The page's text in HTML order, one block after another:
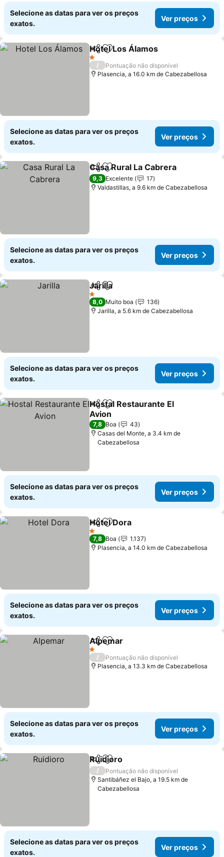
Selecione as datas para ver os preços
exatos.
Ver preços
PartilharAdicionar aos favoritos
Hotel Los Álamos
1 Estrelas
/
Pontuação não disponível
Plasencia, a 16.0 km de Cabezabellosa
Selecione as datas para ver os preços
exatos.
Ver preços
PartilharAdicionar aos favoritos
Casa Rural La Cabrera
9,3 Excelente
17
Valdastillas, a 9.6 km de Cabezabellosa
Selecione as datas para ver os preços
exatos.
Ver preços
PartilharAdicionar aos favoritos
Jarilla
1 Estrelas
8,0 Muito boa
136
Jarilla, a 5.6 km de Cabezabellosa
Selecione as datas para ver os preços
exatos.
Ver preços
PartilharAdicionar aos favoritos
Hostal Restaurante El
Avion
7,8 Boa
43
Casas del Monte, a 3.4 km de
Cabezabellosa
Selecione as datas para ver os preços
exatos.
Ver preços
PartilharAdicionar aos favoritos
Hotel Dora
1 Estrelas
7,8 Boa
1.137
Plasencia, a 14.0 km de Cabezabellosa
Selecione as datas para ver os preços
exatos.
Ver preços
PartilharAdicionar aos favoritos
Alpemar
1 Estrelas
/
Pontuação não disponível
Plasencia, a 13.3 km de Cabezabellosa
Selecione as datas para ver os preços
exatos.
Ver preços
PartilharAdicionar aos favoritos
Ruidioro
/
Pontuação não disponível
Santibáñez el Bajo, a 19.5 km de
Cabezabellosa
Selecione as datas para ver os preços
exatos.
Ver preços